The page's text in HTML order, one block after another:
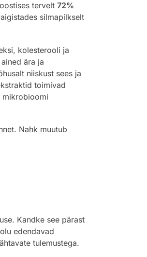
tervelt 72%
silmapilkselt
kolesterooli ja
ära ja
niiskust sees ja
toimivad
mikrobioomi
Nahk muutub
Kandke see pärast
edendavad
tulemustega.